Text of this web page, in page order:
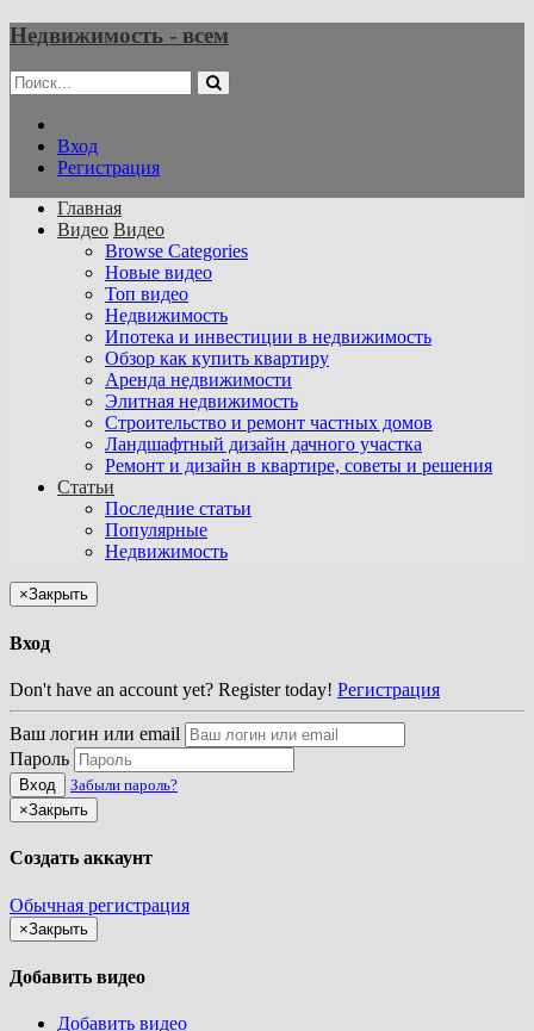
Недвижимость - всем
Вход
Регистрация
Главная
Видео Видео
Browse Categories
Новые видео
Топ видео
Недвижимость
Ипотека и инвестиции в недвижимость
Обзор как купить квартиру
Аренда недвижимости
Элитная недвижимость
Строительство и ремонт частных домов
Ландшафтный дизайн дачного участка
Ремонт и дизайн в квартире, советы и решения
Статьи
Последние статьи
Популярные
Недвижимость
×Закрыть
Вход
Don't have an account yet? Register today! Регистрация
Ваш логин или email
Пароль
Вход
Забыли пароль?
×Закрыть
Создать аккаунт
Обычная регистрация
×Закрыть
Добавить видео
Добавить видео